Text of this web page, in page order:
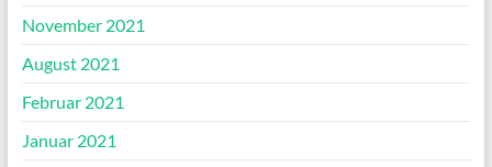
November 2021
August 2021
Februar 2021
Januar 2021